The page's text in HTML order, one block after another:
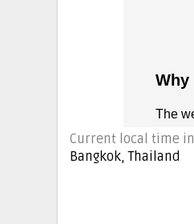
Current local time in
Bangkok, Thailand